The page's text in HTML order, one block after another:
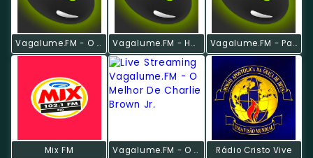
Vagalume.FM - O Melhor De Bob Marley Vagalume.FM - Hardcore & Metalcore Vagalume.FM - Para Malhar
Mix FM Vagalume.FM - O Melhor De Charlie Brown Jr. Rádio Cristo Vive